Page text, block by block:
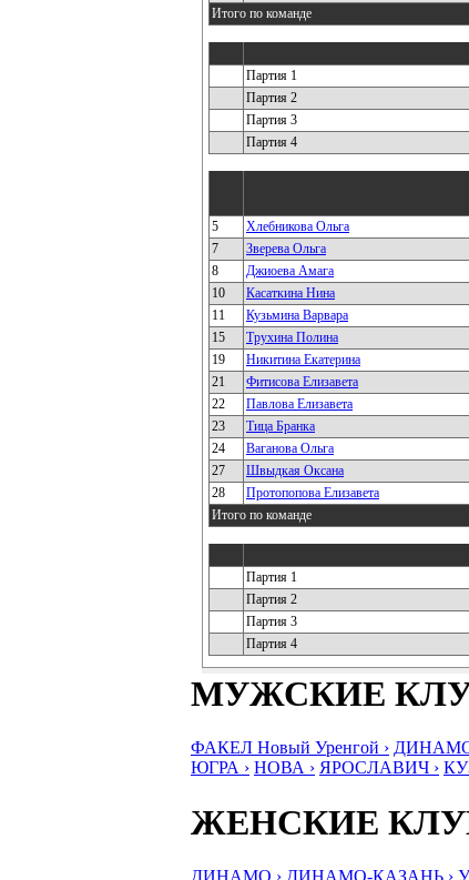
Итого по команде
Партия 1
Партия 2
Партия 3
Партия 4
5 Хлебникова Ольга
7 Зверева Ольга
8 Джиоева Амага
10 Касаткина Нина
11 Кузьмина Варвара
15 Трухина Полина
19 Никитина Екатерина
21 Фитисова Елизавета
22 Павлова Елизавета
23 Тица Бранка
24 Ваганова Ольга
27 Швыдкая Оксана
28 Протопопова Елизавета
Итого по команде
Партия 1
Партия 2
Партия 3
Партия 4
МУЖСКИЕ
ФАКЕЛ Новый Уренгой › ДИНАМО
ЮГРА › НОВА › ЯРОСЛАВИЧ ›
ЖЕНСКИЕ